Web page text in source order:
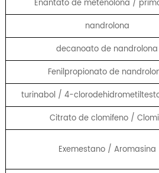
Enantato de metenolona /
nandrolona
decanoato de nandrolona
Fenilpropionato de
turinabol / 4-
Citrato de clomifeno /
Exemestano / Aromasina